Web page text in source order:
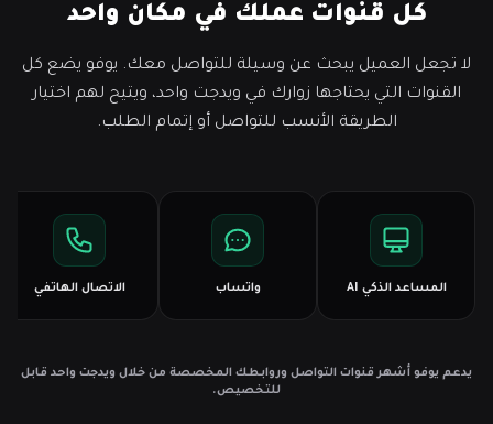
كل قنوات عملك في مكان واحد
لا تجعل العميل يبحث عن وسيلة للتواصل معك. يوفو يضع كل
القنوات التي يحتاجها زوارك في ويدجت واحد، ويتيح لهم اختيار
الطريقة الأنسب للتواصل أو إتمام الطلب.
المساعد الذكي AI واتساب الاتصال الهاتفي
يدعم يوفو أشهر قنوات التواصل وروابطك المخصصة من خلال ويدجت واحد قابل
للتخصيص.